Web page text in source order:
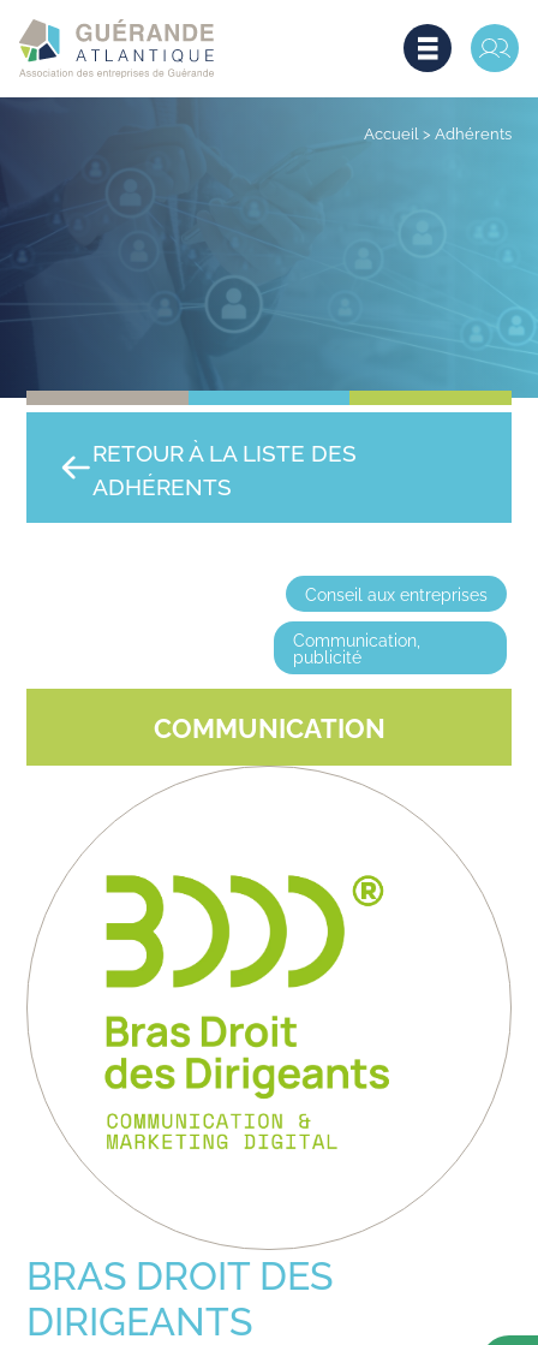
Accueil > Adhérents
RETOUR À LA LISTE DES
ADHÉRENTS
Conseil aux entreprises
Communication,
publicité
COMMUNICATION
BRAS DROIT DES
DIRIGEANTS